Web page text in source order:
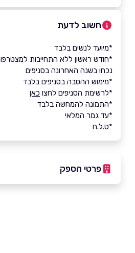
חשוב לדעת
*מיועד לנשים בלבד
*חודש ראשון ללא התחייבות
נכחו בשנה האחרונה בסניפים
*מימוש ההטבה בסניפים בלבד
*לרשימת הסניפים לחצו כאן
*התמונה להמחשה בלבד
*עד גמר המלאי
*ט.ל.ח
פרטי הספק